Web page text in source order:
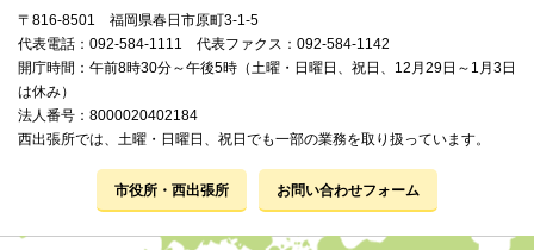
〒816-8501 福岡県春日市原町3-1-5
代表電話：092-584-1111 代表ファクス：092-584-1142
開庁時間：午前8時30分～午後5時（土曜・日曜日、祝日、12月29日～1月3日
は休み）
法人番号：8000020402184
西出張所では、土曜・日曜日、祝日でも一部の業務を取り扱っています。
市役所・西出張所 お問い合わせフォーム